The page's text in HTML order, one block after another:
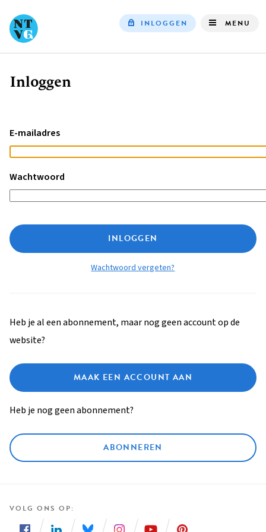
INLOGGEN MENU
Kruimelpad
Inloggen
E-mailadres
Wachtwoord
INLOGGEN
Wachtwoord vergeten?
Heb je al een abonnement, maar nog geen account op de
website?
MAAK EEN ACCOUNT AAN
Heb je nog geen abonnement?
ABONNEREN
VOLG ONS OP